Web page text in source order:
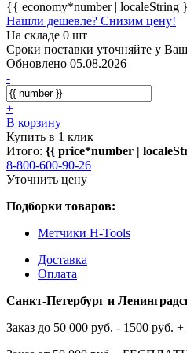
{{ economy*number | localeString
Нашли дешевле? Снизим цену!
На складе 0 шт
Сроки поставки уточняйте у
Обновлено 05.08.2026
-
+
В корзину
Купить в 1 клик
Итого: {{ price*number |
8-800-600-90-26
Уточнить цену
Подборки товаров:
Метчики H-Tools
Доставка
Оплата
Санкт-Петербург и
Заказ до 50 000 руб. - 1500 руб.